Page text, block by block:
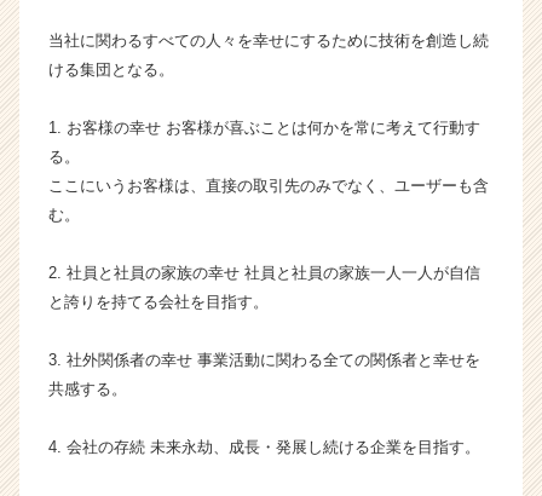
業
カ
ト
く
活
イ
ア
当社に関わるすべての人々を幸せにするために技術を創造し続
ける集団となる。
1. お客様の幸せ お客様が喜ぶことは何かを常に考えて行動す
る。
ここにいうお客様は、直接の取引先のみでなく、ユーザーも含
む。
2. 社員と社員の家族の幸せ 社員と社員の家族一人一人が自信
と誇りを持てる会社を目指す。
3. 社外関係者の幸せ 事業活動に関わる全ての関係者と幸せを
共感する。
4. 会社の存続 未来永劫、成長・発展し続ける企業を目指す。